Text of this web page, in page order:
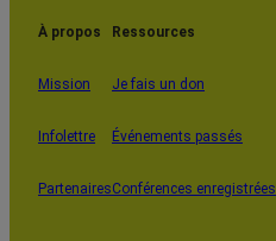
À propos
Mission
Infolettre
Partenaires
Ressources
Je fais un don
Événements passés
Conférences enregistrées